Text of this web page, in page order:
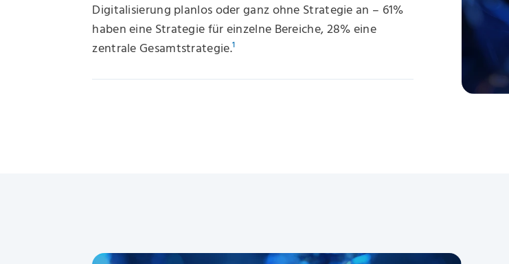
Digitalisierung planlos oder ganz ohne Strategie an – 61%
haben eine Strategie für einzelne Bereiche, 28% eine
zentrale Gesamtstrategie.¹